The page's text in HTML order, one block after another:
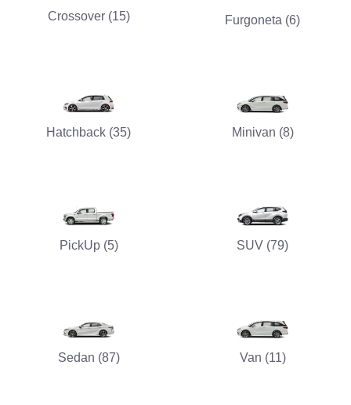
Crossover (15) Furgoneta (6)
Hatchback (35) Minivan (8)
PickUp (5) SUV (79)
Sedan (87) Van (11)